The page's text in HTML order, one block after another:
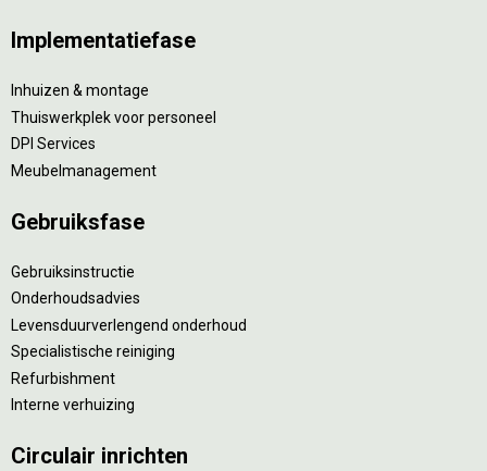
Implementatiefase
Inhuizen & montage
Thuiswerkplek voor personeel
DPI Services
Meubelmanagement
Gebruiksfase
Gebruiksinstructie
Onderhoudsadvies
Levensduurverlengend onderhoud
Specialistische reiniging
Refurbishment
Interne verhuizing
Circulair inrichten